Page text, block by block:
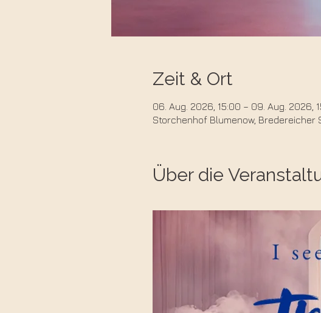
Zeit & Ort
06. Aug. 2026, 15:00 – 09. Aug. 2026,
Storchenhof Blumenow, Bredereicher
Über die